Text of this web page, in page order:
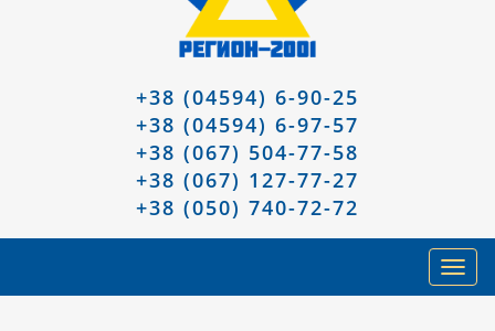
+38 (04594) 6-90-25
+38 (04594) 6-97-57
+38 (067) 504-77-58
+38 (067) 127-77-27
+38 (050) 740-72-72